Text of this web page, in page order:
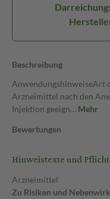
Beschreibung
AnwendungshinweiseArt
Arzneimittel nach den
Injektion geeign… Mehr
Bewertungen
Hinweistexte und
Arzneimittel
Zu Risiken und